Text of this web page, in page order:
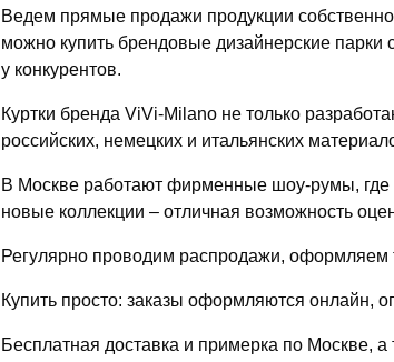
Ведем прямые продажи продукции
можно купить брендовые дизайнерские парки
у конкурентов.
Куртки бренда ViVi-Milano не только
российских, немецких и итальянских
В Москве работают фирменные шоу-румы, где
новые коллекции – отличная возможность
Регулярно проводим распродажи, оформляем
Купить просто: заказы оформляются онлайн,
Бесплатная доставка и примерка по Москве,